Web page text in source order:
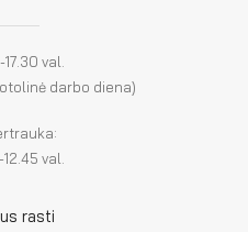
val.
darbo diena)
12.45 val.
rasti